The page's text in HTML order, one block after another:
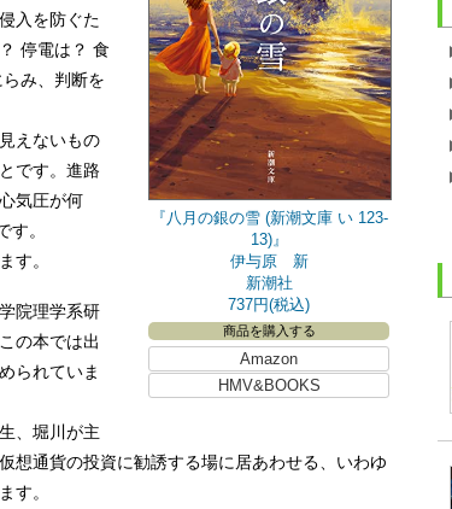
『八月の銀の雪 (新潮文庫 い 123-
13)』
伊与原 新
新潮社
737円(税込)
商品を購入する
Amazon
HMV&BOOKS
入を防ぐた
停電は？ 食
み、判断を
えないもの
です。進路
気圧が何
。
す。
院理学系研
の本では出
られていま
、堀川が主
想通貨の投資に勧誘する場に居あわせる、いわゆ
す。